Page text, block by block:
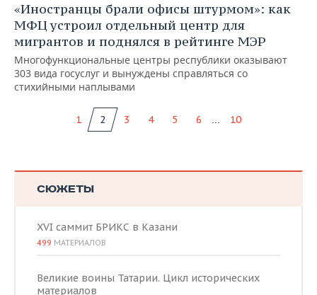
«Иностранцы брали офисы штурмом»: как
МФЦ устроил отдельный центр для
мигрантов и поднялся в рейтинге МЭР
Многофункциональные центры республики оказывают
303 вида госуслуг и вынуждены справляться со
стихийными наплывами
1 2 3 4 5 6 ... 10
СЮЖЕТЫ
XVI саммит БРИКС в Казани
499 МАТЕРИАЛОВ
Великие воины Татарии. Цикл исторических
материалов